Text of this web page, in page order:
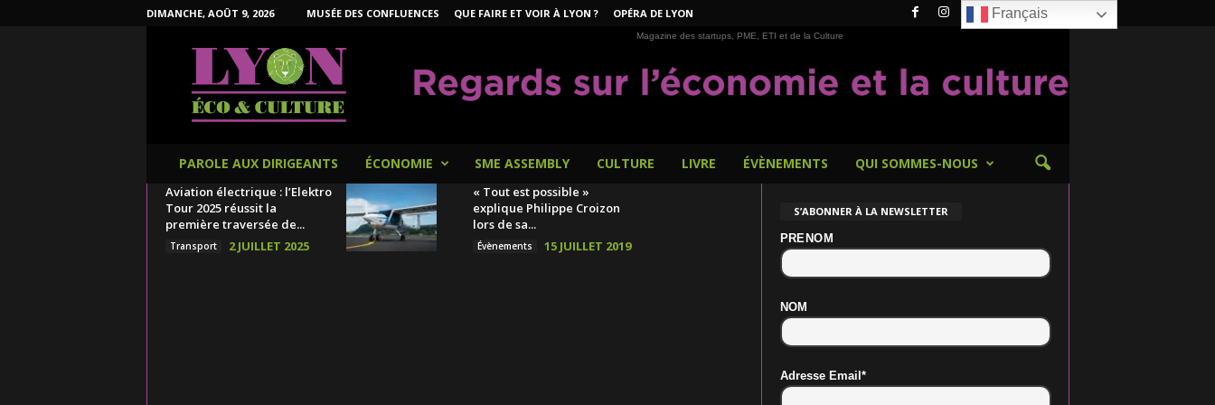
DIMANCHE, AOÛT 9, 2026 MUSÉE DES CONFLUENCES QUE FAIRE ET VOIR À LYON ? OPÉRA DE LYON
Magazine des startups, PME, ETI et de la Culture
PAROLE AUX DIRIGEANTS ÉCONOMIE SME ASSEMBLY CULTURE LIVRE ÉVÈNEMENTS QUI SOMMES-NOUS
Aviation électrique : l’Elektro
Tour 2025 réussit la
première traversée de...
Transport 2 JUILLET 2025
« Tout est possible »
explique Philippe Croizon
lors de sa...
Évènements 15 JUILLET 2019
S’ABONNER À LA NEWSLETTER
PRENOM
NOM
Adresse Email*
Français